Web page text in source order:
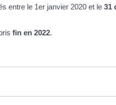
entre le 1er janvier 2020 et le 31
fin en 2022.